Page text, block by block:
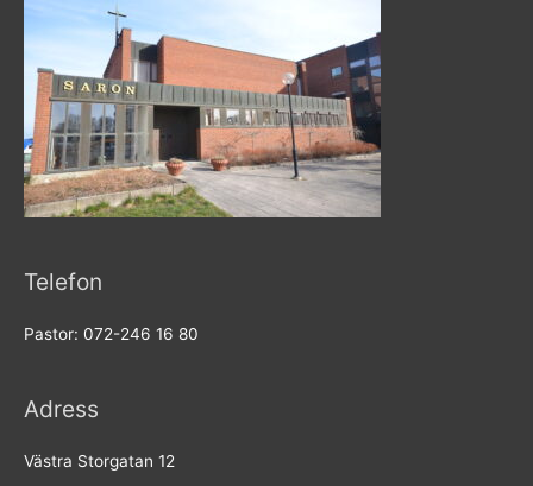
Telefon
Pastor: 072-246 16 80
Adress
Västra Storgatan 12